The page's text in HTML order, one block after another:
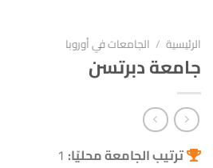
الرئيسية / الجامعات في أوروبا
جامعة دبرتسن
ترتيب الجامعة محليًا:1